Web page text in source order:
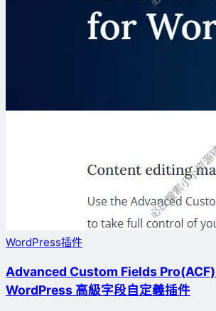
WordPress插件
Advanced Custom Fields Pro(ACF)
WordPress 高級字段自定義插件